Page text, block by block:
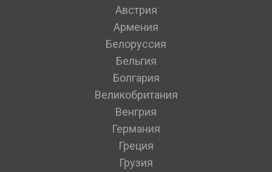
Австрия
Армения
Белоруссия
Бельгия
Болгария
Великобритания
Венгрия
Германия
Греция
Грузия